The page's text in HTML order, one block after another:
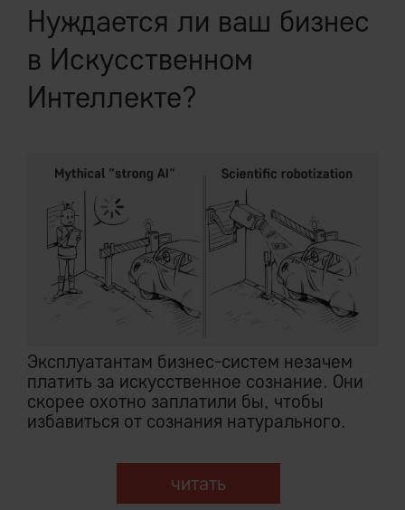
Нуждается ли ваш бизнес
в Искусственном
Интеллекте?
Эксплуатантам бизнес-систем незачем
платить за искусственное сознание. Они
скорее охотно заплатили бы, чтобы
избавиться от сознания натурального.
читать